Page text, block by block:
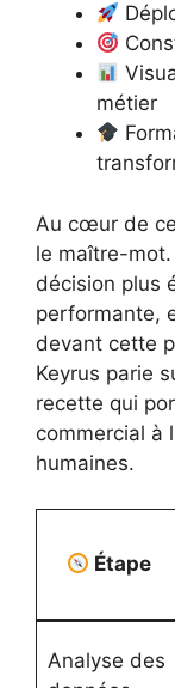
métier
Au cœur de
le maître-mot.
décision plus
performante,
devant cette
Keyrus parie
recette qui
commercial à
humaines.
Étape
Analyse des